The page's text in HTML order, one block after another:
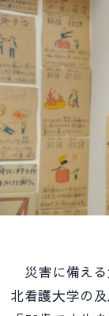
災害に備え
北看護大学の